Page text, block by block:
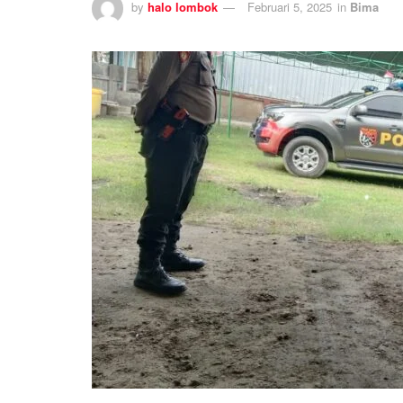
by halo lombok Februari 5, 2025 in Bima